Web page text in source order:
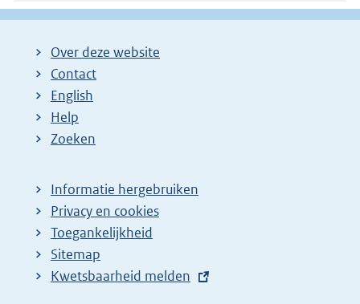
Over deze website
Contact
English
Help
Zoeken
Informatie hergebruiken
Privacy en cookies
Toegankelijkheid
Sitemap
E
Kwetsbaarheid melden